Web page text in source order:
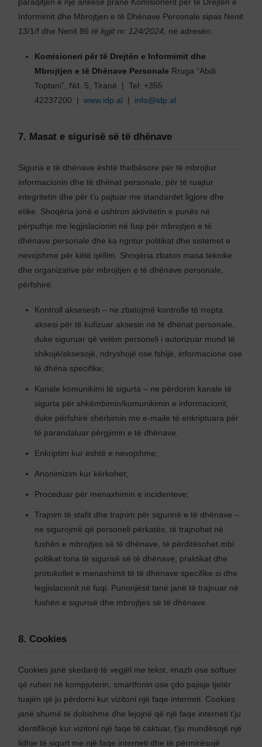
Informimit dhe Mbrojtjen e të Dhënave Personale sipas Nenit
13/1/f dhe Nenit 86 të ligjit nr. 124/2024, në adresën:
Komisioneri për të Drejtën e Informimit dhe
Mbrojtjen e të Dhënave Personale Rruga “Abdi
Toptani”, Nd. 5, Tiranë | Tel: +355
42237200 | www.idp.al | info@idp.al
7. Masat e sigurisë së të dhënave
Siguria e të dhënave është thelbësore për të mbrojtur
informacionin dhe të dhënat personale, për të ruajtur
integritetin dhe për t’u pajtuar me standardet ligjore dhe
etike. Shoqëria jonë e ushtron aktivitetin e punës në
përputhje me legjislacionin në fuqi për mbrojtjen e të
dhënave personale dhe ka ngritur politikat dhe sistemet e
nevojshme për këtë qëllim. Shoqëria zbaton masa teknike
dhe organizative për mbrojtjen e të dhënave personale,
përfshirë:
Kontroll aksesesh – ne zbatojmë kontrolle të rrepta
aksesi për të kufizuar aksesin në të dhënat personale,
duke siguruar që vetëm personeli i autorizuar mund të
shikojë/aksesojë, ndryshojë ose fshijë, informacione ose
të dhëna specifike;
Kanale komunikimi të sigurta – ne përdorim kanale të
sigurta për shkëmbimin/komunikimin e informacionit,
duke përfshirë shërbimin me e-maile të enkriptuara për
të parandaluar përgjimin e të dhënave.
Enkriptim kur është e nevojshme;
Anonimizim kur kërkohet;
Proceduar për menaxhimin e incidenteve;
Trajnim të stafit dhe trajnim për sigurinë e të dhënave –
ne sigurojmë që personeli përkatës, të trajnohet në
fushën e mbrojtjes së të dhënave, të përditësohet mbi
poltikat tona të sigurisë së të dhënave, praktikat dhe
protokollet e menaxhimit të të dhënave specifike si dhe
legjislacionit në fuqi. Punonjësit tanë janë të trajnuar në
fushën e sigurisë dhe mbrojtjes së të dhënave.
8. Cookies
Cookies janë skedarë të vegjël me tekst, imazh ose softuer
që ruhen në kompjuterin, smartfonin ose çdo pajisje tjetër
tuajën që ju përdorni kur vizitoni një faqe interneti. Cookies
janë shumë të dobishme dhe lejojnë që një faqe interneti t’ju
identifikojë kur vizitoni një faqe të caktuar, t’ju mundësojë një
lidhje të sigurt me një faqe interneti dhe të përmirësojë